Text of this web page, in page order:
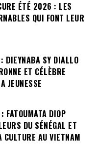
ÉTÉ 2026 : LES
QUI FONT LEUR
DIEYNABA SY DIALLO
ET CÉLÈBRE
JEUNESSE
DIOP
DU SÉNÉGAL ET
CULTURE AU VIETNAM